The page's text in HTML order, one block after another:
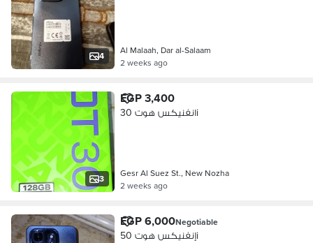
4
Al Malaah, Dar al-Salaam
2 weeks ago
3
EGP 3,400
انفنيكس هوت 30i
Gesr Al Suez St., New Nozha
2 weeks ago
EGP 6,000Negotiable
إنفنيكس هوت 50i